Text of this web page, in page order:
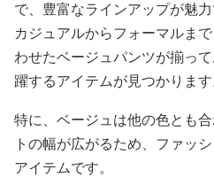
で、豊富なラインアップが魅力
カジュアルからフォーマルま
わせたベージュパンツが揃っ
躍するアイテムが見つかります
特に、ベージュは他の色とも
トの幅が広がるため、ファッ
アイテムです。